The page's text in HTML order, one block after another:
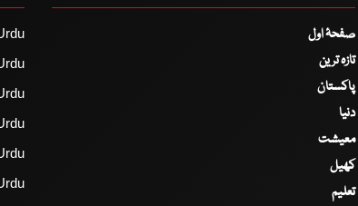
صفحۂ اول
تازہ ترین
پاکستان
دنیا
معیشت
کھیل
تعلیم